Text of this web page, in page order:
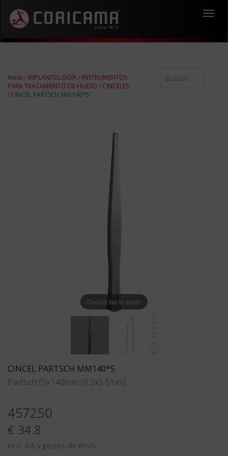
Inicio / IMPLANTOLOGÍA/ INSTRUMENTOS
PARA TRATAMIENTO DE HUESO / CINCELES
/ CINCEL PARTSCH Mm140*5
Double tap to zoom
CINCEL PARTSCH MM140*5
Partsch [5x140mm (0.2x5.51in)]
457250
€ 34.8
excl. IVA y gastos de envío